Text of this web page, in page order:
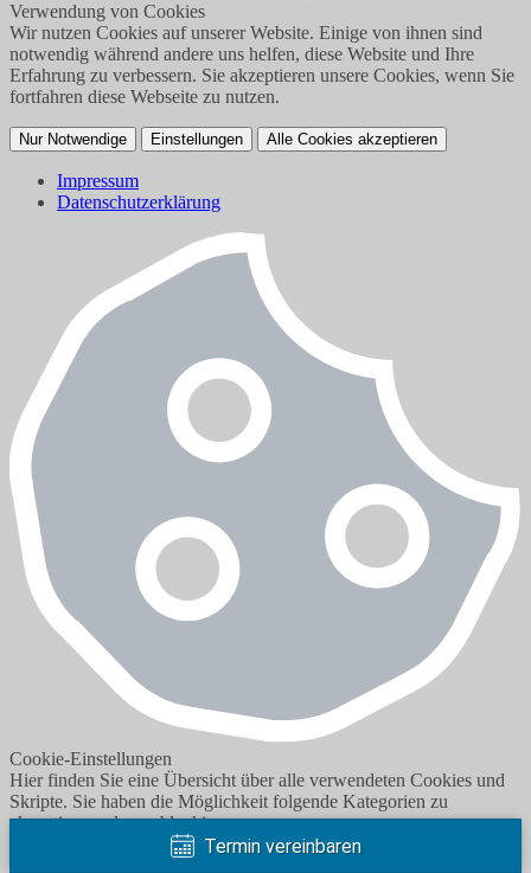
Verwendung von Cookies
Wir nutzen Cookies auf unserer Website. Einige von ihnen sind
notwendig während andere uns helfen, diese Website und Ihre
Erfahrung zu verbessern. Sie akzeptieren unsere Cookies, wenn Sie
fortfahren diese Webseite zu nutzen.
Nur Notwendige Einstellungen Alle Cookies akzeptieren
Impressum
Datenschutzerklärung
Cookie-Einstellungen
Hier finden Sie eine Übersicht über alle verwendeten Cookies und
Skripte. Sie haben die Möglichkeit folgende Kategorien zu
akzeptieren oder zu blockieren.
Termin vereinbaren